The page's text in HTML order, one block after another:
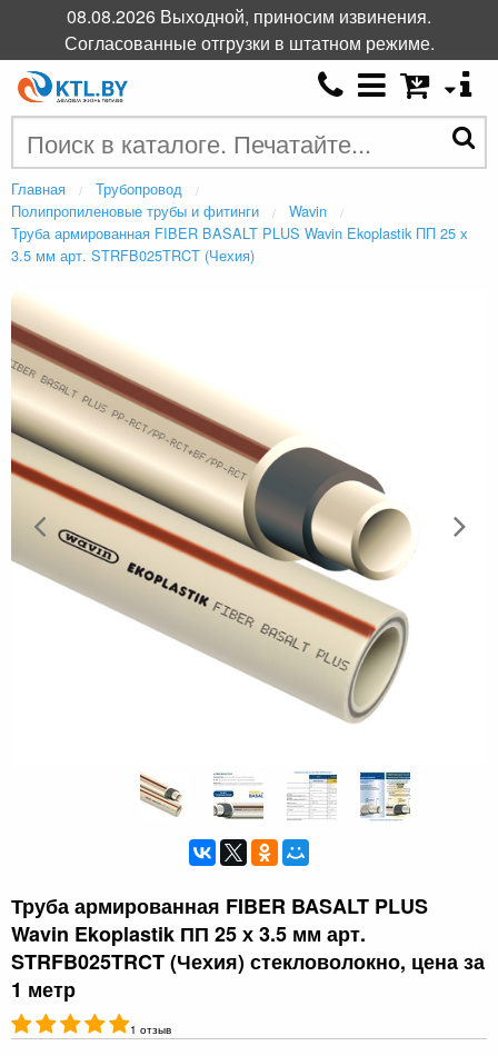
Главная
Трубопровод
Полипропиленовые трубы и фитинги
Wavin
Труба армированная FIBER BASALT PLUS Wavin Ekoplastik ПП 25 х
3.5 мм арт. STRFB025TRCT (Чехия)
Труба армированная FIBER BASALT PLUS
Wavin Ekoplastik ПП 25 х 3.5 мм арт.
STRFB025TRCT (Чехия) стекловолокно, цена за
1 метр
1 отзыв
08.08.2026 Выходной, приносим извинения.
Согласованные отгрузки в штатном режиме.